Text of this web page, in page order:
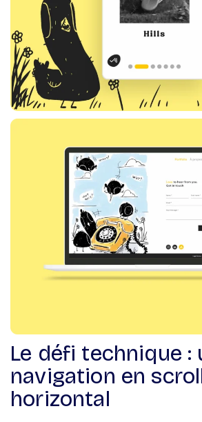
Le défi technique :
navigation en
horizontal